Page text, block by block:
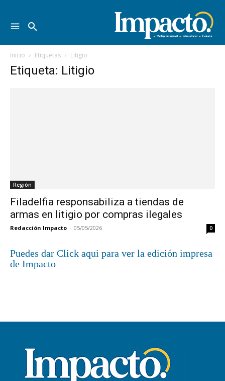
Inicio Etiquetas Litigio
Etiqueta: Litigio
Región
Filadelfia responsabiliza a tiendas de
armas en litigio por compras ilegales
Redacción Impacto - 05/05/2026 0
Puedes dar Click aqui para ver la edición impresa
de Impacto